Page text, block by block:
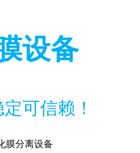
设备
可信赖！